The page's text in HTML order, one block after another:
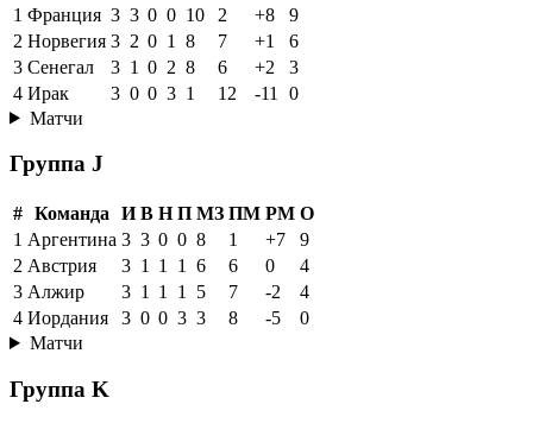
1 Франция 3 3 0 0 10 2 +8
9
2 Норвегия 3 2 0 1 8 7 +1
6
3 Сенегал 3 1 0 2 8 6 +2
3
4 Ирак 3 0 0 3 1 12 -11
0
Матчи
Группа J
# Команда И В Н П МЗ ПМ РМ О
1 Аргентина 3 3 0 0 8 1 +7
9
2 Австрия 3 1 1 1 6 6 0
4
3 Алжир 3 1 1 1 5 7 -2
4
4 Иордания 3 0 0 3 3 8 -5
0
Матчи
Группа K